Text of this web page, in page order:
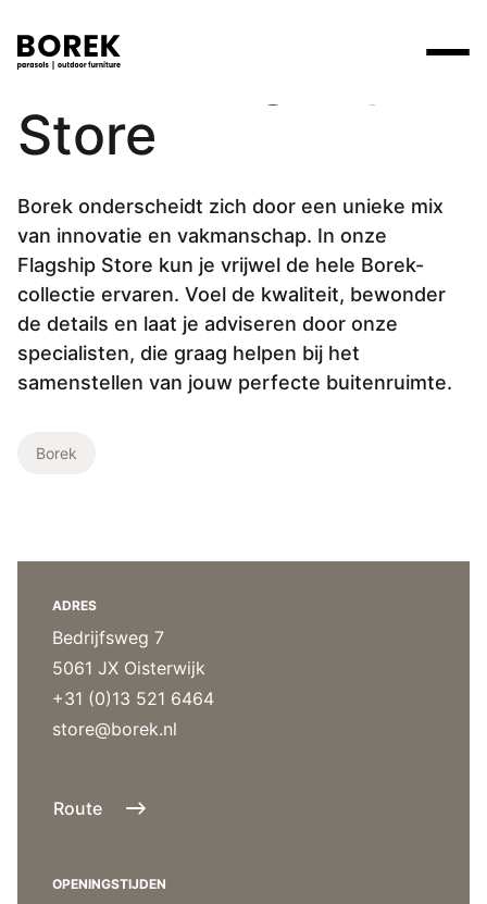
Producten
Alle producten
Tafels
Lounge
Parasols
Merken
Ontdek onze merken
Borek
Max & Luuk
Yoi
Projecten
Verkooppunten
Verkooppunten
Flagship stores
Premium stores
Verkooppunten zoeken
Contact
3D modellen
Support
Nieuws
Werken bij
Zoek
Borek Flagship
Store
Borek onderscheidt zich door een unieke mix
van innovatie en vakmanschap. In onze
Flagship Store kun je vrijwel de hele Borek-
collectie ervaren. Voel de kwaliteit, bewonder
de details en laat je adviseren door onze
specialisten, die graag helpen bij het
samenstellen van jouw perfecte buitenruimte.
Borek
ADRES
Bedrijfsweg 7
5061 JX Oisterwijk
+31 (0)13 521 6464
store@borek.nl
Route
OPENINGSTIJDEN